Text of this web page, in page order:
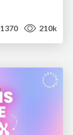
1370 210k